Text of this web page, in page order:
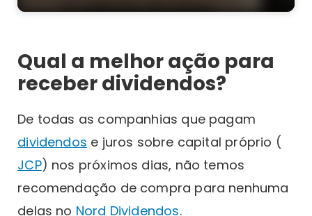
Qual a melhor ação para
receber dividendos?
De todas as companhias que pagam
dividendos e juros sobre capital próprio (
JCP) nos próximos dias, não temos
recomendação de compra para nenhuma
delas no Nord Dividendos.